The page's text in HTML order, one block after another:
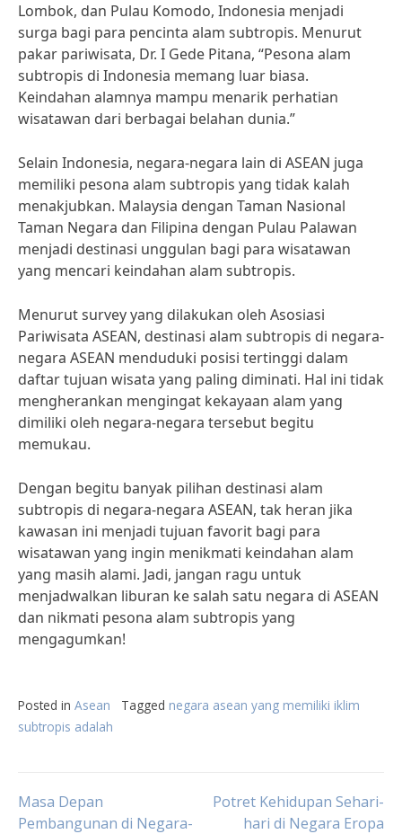
Lombok, dan Pulau Komodo, Indonesia menjadi
surga bagi para pencinta alam subtropis. Menurut
pakar pariwisata, Dr. I Gede Pitana, “Pesona alam
subtropis di Indonesia memang luar biasa.
Keindahan alamnya mampu menarik perhatian
wisatawan dari berbagai belahan dunia.”
Selain Indonesia, negara-negara lain di ASEAN juga
memiliki pesona alam subtropis yang tidak kalah
menakjubkan. Malaysia dengan Taman Nasional
Taman Negara dan Filipina dengan Pulau Palawan
menjadi destinasi unggulan bagi para wisatawan
yang mencari keindahan alam subtropis.
Menurut survey yang dilakukan oleh Asosiasi
Pariwisata ASEAN, destinasi alam subtropis di negara-
negara ASEAN menduduki posisi tertinggi dalam
daftar tujuan wisata yang paling diminati. Hal ini tidak
mengherankan mengingat kekayaan alam yang
dimiliki oleh negara-negara tersebut begitu
memukau.
Dengan begitu banyak pilihan destinasi alam
subtropis di negara-negara ASEAN, tak heran jika
kawasan ini menjadi tujuan favorit bagi para
wisatawan yang ingin menikmati keindahan alam
yang masih alami. Jadi, jangan ragu untuk
menjadwalkan liburan ke salah satu negara di ASEAN
dan nikmati pesona alam subtropis yang
mengagumkan!
Posted in Asean Tagged negara asean yang memiliki iklim
subtropis adalah
Post
Masa Depan
Pembangunan di Negara-
Potret Kehidupan Sehari-
hari di Negara Eropa